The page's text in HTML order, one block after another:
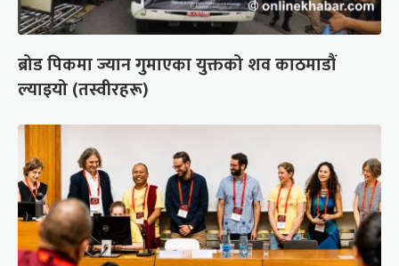
ब्रोड पिकमा ज्यान गुमाएका युक्तको शव काठमाडौं
ल्याइयो (तस्वीरहरू)